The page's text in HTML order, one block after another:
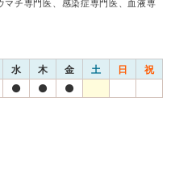
チ専門医、感染症専門医、血液専
水 木 金 土 日 祝